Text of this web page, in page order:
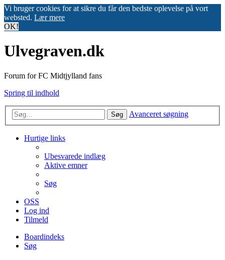
Vi bruger cookies for at sikre du får den bedste oplevelse på vort
websted. Lær mere
OK!
Ulvegraven.dk
Forum for FC Midtjylland fans
Spring til indhold
Søg Avanceret søgning
Hurtige links
Ubesvarede indlæg
Aktive emner
Søg
OSS
Log ind
Tilmeld
Boardindeks
Søg